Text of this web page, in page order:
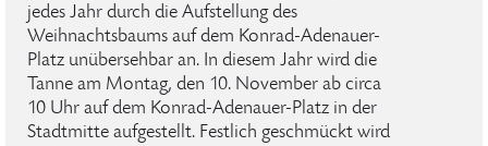
jedes Jahr durch die Aufstellung des
Weihnachtsbaums auf dem Konrad-Adenauer-
Platz unübersehbar an. In diesem Jahr wird die
Tanne am Montag, den 10. November ab circa
10 Uhr auf dem Konrad-Adenauer-Platz in der
Stadtmitte aufgestellt. Festlich geschmückt wird